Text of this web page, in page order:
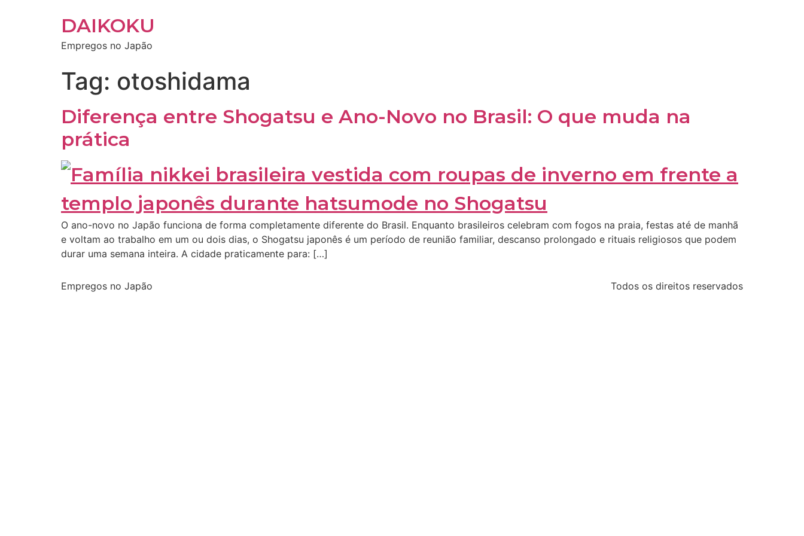
DAIKOKU
Empregos no Japão
Tag: otoshidama
Diferença entre Shogatsu e Ano-Novo no Brasil: O que muda na
prática
O ano-novo no Japão funciona de forma completamente diferente do Brasil. Enquanto brasileiros celebram com fogos na praia, festas até de manhã
e voltam ao trabalho em um ou dois dias, o Shogatsu japonês é um período de reunião familiar, descanso prolongado e rituais religiosos que podem
durar uma semana inteira. A cidade praticamente para: […]
Empregos no Japão Todos os direitos reservados